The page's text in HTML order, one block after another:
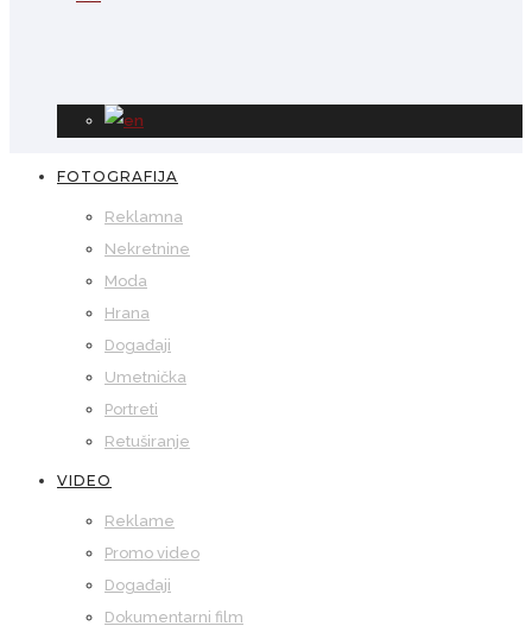
FOTOGRAFIJA
Reklamna
Nekretnine
Moda
Hrana
Događaji
Umetnička
Portreti
Retuširanje
VIDEO
Reklame
Promo video
Događaji
Dokumentarni film